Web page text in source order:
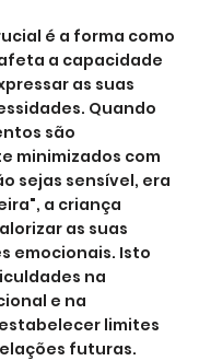
é a forma como
a capacidade
as suas
Quando
são
minimizados com
sejas sensível, era
a criança
as suas
emocionais. Isto
na
e na
limites
futuras.